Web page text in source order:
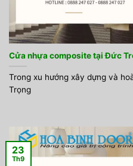
Cửa nhựa composite tại Đức
Trong xu hướng xây dựng và
Trọng
23
Th9